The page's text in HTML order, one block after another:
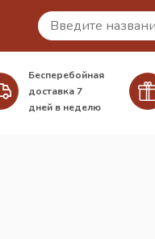
Бесперебойная
доставка7
дней в неделю